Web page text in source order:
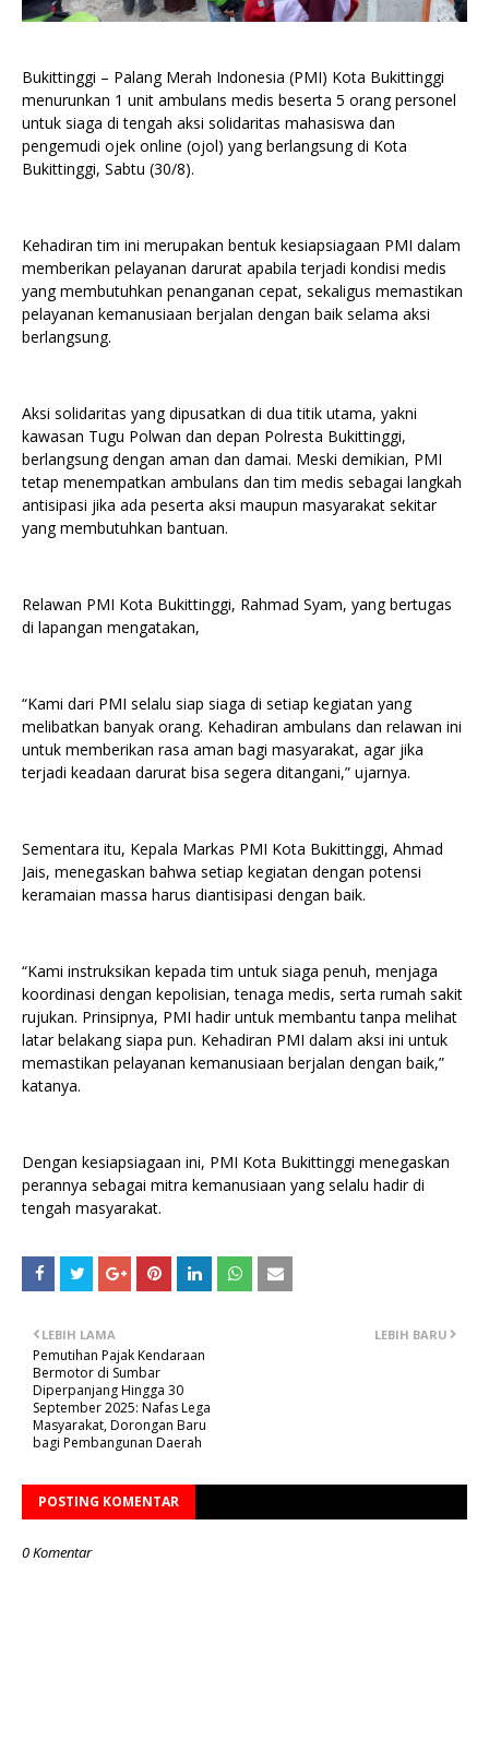
Bukittinggi – Palang Merah Indonesia (PMI) Kota Bukittinggi
menurunkan 1 unit ambulans medis beserta 5 orang personel
untuk siaga di tengah aksi solidaritas mahasiswa dan
pengemudi ojek online (ojol) yang berlangsung di Kota
Bukittinggi, Sabtu (30/8).
Kehadiran tim ini merupakan bentuk kesiapsiagaan PMI dalam
memberikan pelayanan darurat apabila terjadi kondisi medis
yang membutuhkan penanganan cepat, sekaligus memastikan
pelayanan kemanusiaan berjalan dengan baik selama aksi
berlangsung.
Aksi solidaritas yang dipusatkan di dua titik utama, yakni
kawasan Tugu Polwan dan depan Polresta Bukittinggi,
berlangsung dengan aman dan damai. Meski demikian, PMI
tetap menempatkan ambulans dan tim medis sebagai langkah
antisipasi jika ada peserta aksi maupun masyarakat sekitar
yang membutuhkan bantuan.
Relawan PMI Kota Bukittinggi, Rahmad Syam, yang bertugas
di lapangan mengatakan,
“Kami dari PMI selalu siap siaga di setiap kegiatan yang
melibatkan banyak orang. Kehadiran ambulans dan relawan ini
untuk memberikan rasa aman bagi masyarakat, agar jika
terjadi keadaan darurat bisa segera ditangani,” ujarnya.
Sementara itu, Kepala Markas PMI Kota Bukittinggi, Ahmad
Jais, menegaskan bahwa setiap kegiatan dengan potensi
keramaian massa harus diantisipasi dengan baik.
“Kami instruksikan kepada tim untuk siaga penuh, menjaga
koordinasi dengan kepolisian, tenaga medis, serta rumah sakit
rujukan. Prinsipnya, PMI hadir untuk membantu tanpa melihat
latar belakang siapa pun. Kehadiran PMI dalam aksi ini untuk
memastikan pelayanan kemanusiaan berjalan dengan baik,”
katanya.
Dengan kesiapsiagaan ini, PMI Kota Bukittinggi menegaskan
perannya sebagai mitra kemanusiaan yang selalu hadir di
tengah masyarakat.
LEBIH BARU
LEBIH LAMA
Pemutihan Pajak Kendaraan
Bermotor di Sumbar
Diperpanjang Hingga 30
September 2025: Nafas Lega
Masyarakat, Dorongan Baru
bagi Pembangunan Daerah
POSTING KOMENTAR
0 Komentar